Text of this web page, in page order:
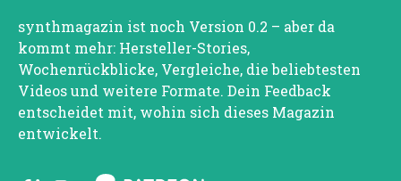
synthmagazin ist noch Version 0.2 – aber da
kommt mehr: Hersteller-Stories,
Wochenrückblicke, Vergleiche, die beliebtesten
Videos und weitere Formate. Dein Feedback
entscheidet mit, wohin sich dieses Magazin
entwickelt.